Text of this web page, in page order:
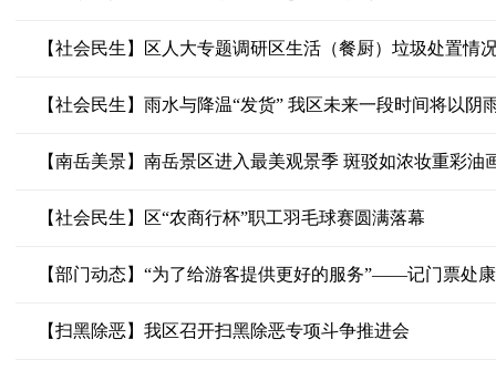
【社会民生】区人大专题调研区生活（餐厨）垃圾处置情
【社会民生】雨水与降温“发货” 我区未来一段时间将以阴
【南岳美景】南岳景区进入最美观景季 斑驳如浓妆重彩油
【社会民生】区“农商行杯”职工羽毛球赛圆满落幕
【部门动态】“为了给游客提供更好的服务”——记门票处
【扫黑除恶】我区召开扫黑除恶专项斗争推进会